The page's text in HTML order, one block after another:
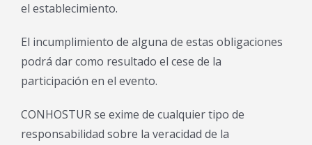
el establecimiento.
El incumplimiento de alguna de estas obligaciones
podrá dar como resultado el cese de la
participación en el evento.
CONHOSTUR se exime de cualquier tipo de
responsabilidad sobre la veracidad de la